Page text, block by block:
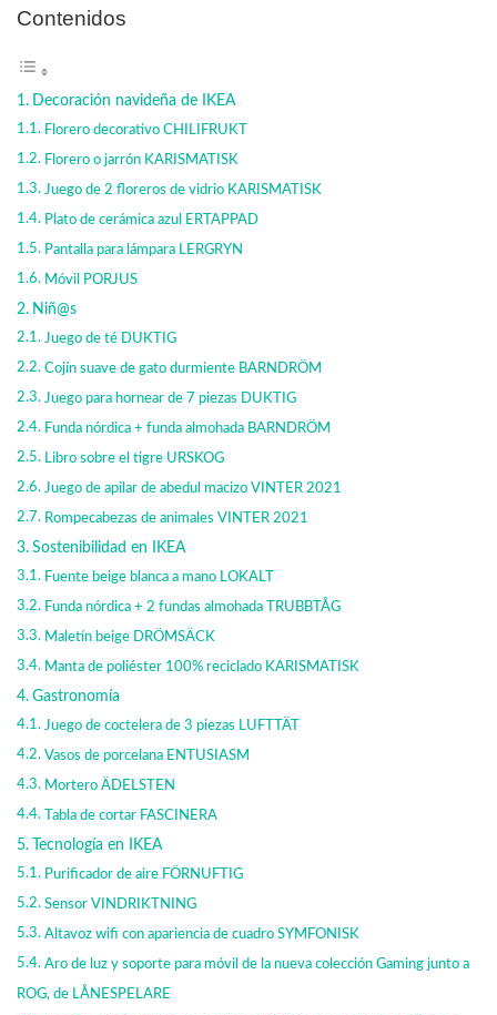
Contenidos
Decoración navideña de IKEA
Florero decorativo CHILIFRUKT
Florero o jarrón KARISMATISK
Juego de 2 floreros de vidrio KARISMATISK
Plato de cerámica azul ERTAPPAD
Pantalla para lámpara LERGRYN
Móvil PORJUS
Niñ@s
Juego de té DUKTIG
Cojín suave de gato durmiente BARNDRÖM
Juego para hornear de 7 piezas DUKTIG
Funda nórdica + funda almohada BARNDRÖM
Libro sobre el tigre URSKOG
Juego de apilar de abedul macizo VINTER 2021
Rompecabezas de animales VINTER 2021
Sostenibilidad en IKEA
Fuente beige blanca a mano LOKALT
Funda nórdica + 2 fundas almohada TRUBBTÅG
Maletín beige DRÖMSÄCK
Manta de poliéster 100% reciclado KARISMATISK
Gastronomía
Juego de coctelera de 3 piezas LUFTTÄT
Vasos de porcelana ENTUSIASM
Mortero ÄDELSTEN
Tabla de cortar FASCINERA
Tecnología en IKEA
Purificador de aire FÖRNUFTIG
Sensor VINDRIKTNING
Altavoz wifi con apariencia de cuadro SYMFONISK
Aro de luz y soporte para móvil de la nueva colección Gaming junto a
ROG, de LÅNESPELARE